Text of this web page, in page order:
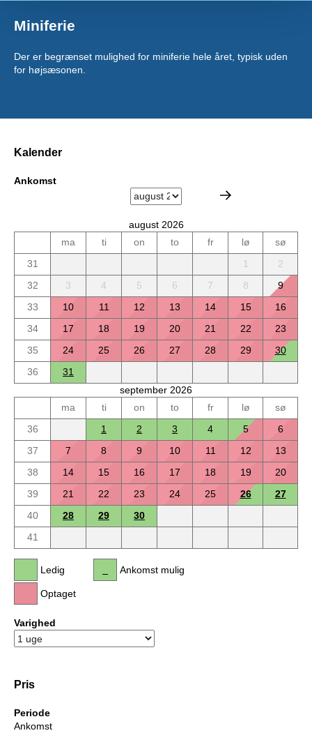
Miniferie
Der er begrænset mulighed for miniferie hele året, typisk uden
for højsæsonen.
Kalender
Ankomst
august 2026
ma
ti on to fr lø
sø
31
1
2
32
3 4 5 6 7 8
9
33
10 11 12 13 14 15
16
34
17 18 19 20 21 22
23
35
24 25 26 27 28 29
30
36
31
september 2026
ma
ti on to fr lø
sø
36
1 2 3 4 5
6
37
7 8 9 10 11 12
13
38
14 15 16 17 18 19
20
39
21 22 23 24 25 26
27
40
28 29
30
41
Ledig
Optaget
Ankomst mulig
Varighed
Pris
Periode
Ankomst